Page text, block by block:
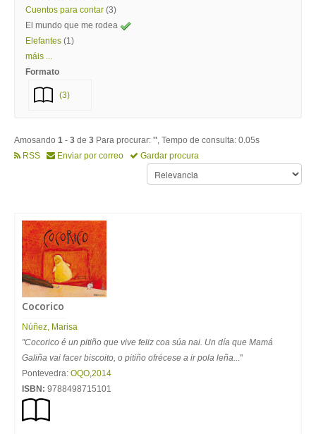
Cuentos para contar (3)
El mundo que me rodea
Elefantes (1)
máis ...
Formato
(3)
Amosando 1 - 3 de 3 Para procurar: '', Tempo de consulta: 0.05s
RSS
Enviar por correo Gardar procura
Cocorico
Núñez, Marisa
"Cocorico é un pitiño que vive feliz coa súa nai. Un día que Mamá
Galiña vai facer biscoito, o pitiño ofrécese a ir pola leña..."
Pontevedra: OQO,2014
ISBN: 9788498715101